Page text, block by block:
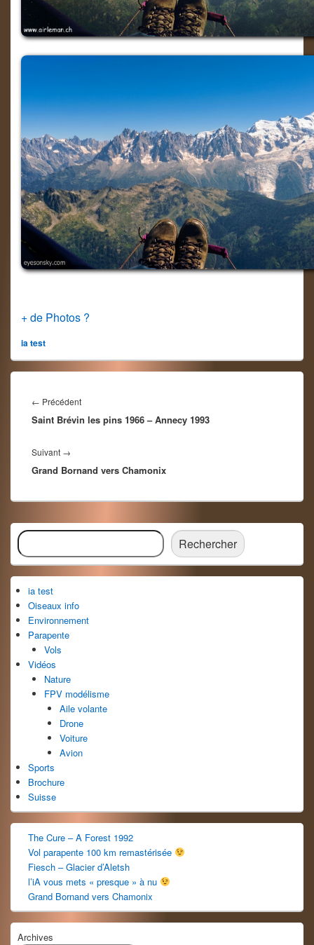
+ de Photos ?
ia test
de
l’article
← PrécédentArticle
précédent :
Saint Brévin les pins 1966 – Annecy 1993
Suivant →
suivant :
Grand Bornand vers Chamonix
Zone
principale
de
widget
pour
la
barre
latérale
Rechercher Rechercher
ia test
Oiseaux info
Environnement
Parapente
Vols
Vidéos
Nature
FPV modélisme
Aile volante
Drone
Voiture
Avion
Sports
Brochure
Suisse
The Cure – A Forest 1992
Vol parapente 100 km remastérisée
Fiesch – Glacier d’Aletsh
l’iA vous mets « presque » à nu
Grand Bornand vers Chamonix
Archives